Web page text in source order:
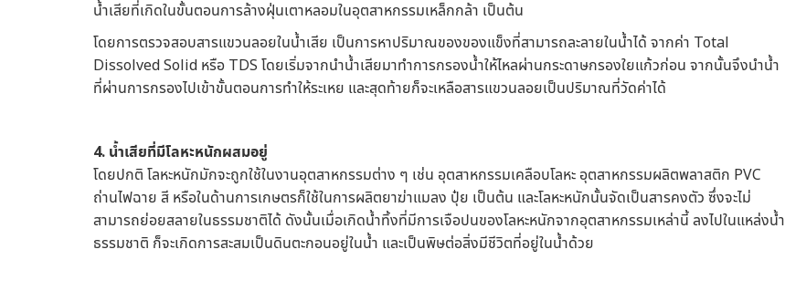
น้ำเสียที่เกิดในขั้นตอนการล้างฝุ่นเตาหลอมในอุตสาหกรรมเหล็กกล้า เป็นต้น
โดยการตรวจสอบสารแขวนลอยในน้ำเสีย เป็นการหาปริมาณของของแข็งที่สามารถละลายในน้ำได้ จากค่า Total
Dissolved Solid หรือ TDS โดยเริ่มจากนำน้ำเสียมาทำการกรองน้ำให้ไหลผ่านกระดาษกรองใยแก้วก่อน จากนั้นจึงนำน้ำ
ที่ผ่านการกรองไปเข้าขั้นตอนการทำให้ระเหย และสุดท้ายก็จะเหลือสารแขวนลอยเป็นปริมาณที่วัดค่าได้
4. น้ำเสียที่มีโลหะหนักผสมอยู่
โดยปกติ โลหะหนักมักจะถูกใช้ในงานอุตสาหกรรมต่าง ๆ เช่น อุตสาหกรรมเคลือบโลหะ อุตสาหกรรมผลิตพลาสติก PVC
ถ่านไฟฉาย สี หรือในด้านการเกษตรก็ใช้ในการผลิตยาฆ่าแมลง ปุ๋ย เป็นต้น และโลหะหนักนั้นจัดเป็นสารคงตัว ซึ่งจะไม่
สามารถย่อยสลายในธรรมชาติได้ ดังนั้นเมื่อเกิดน้ำทิ้งที่มีการเจือปนของโลหะหนักจากอุตสาหกรรมเหล่านี้ ลงไปในแหล่งน้ำ
ธรรมชาติ ก็จะเกิดการสะสมเป็นดินตะกอนอยู่ในน้ำ และเป็นพิษต่อสิ่งมีชีวิตที่อยู่ในน้ำด้วย